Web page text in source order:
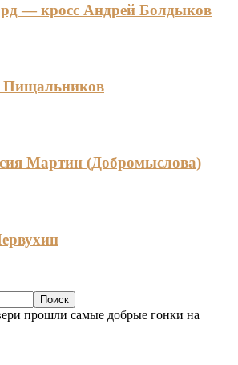
— кросс Андрей Болдыков
Пищальников
Мартин (Добромыслова)
прошли самые добрые гонки на